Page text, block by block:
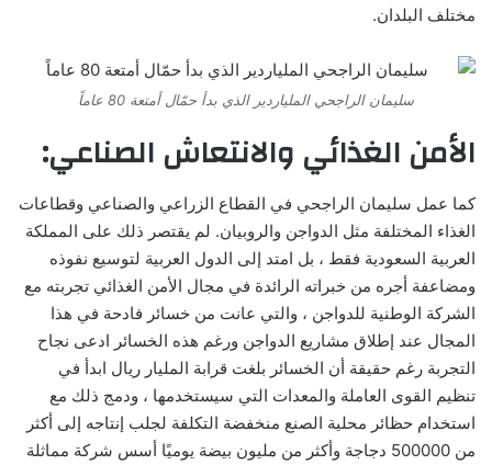
مختلف البلدان.
سليمان الراجحي الملياردير الذي بدأ حمّال أمتعة 80 عاماً
الأمن الغذائي والانتعاش الصناعي:
كما عمل سليمان الراجحي في القطاع الزراعي والصناعي وقطاعات
الغذاء المختلفة مثل الدواجن والروبيان. لم يقتصر ذلك على المملكة
العربية السعودية فقط ، بل امتد إلى الدول العربية لتوسيع نفوذه
ومضاعفة أجره من خبراته الرائدة في مجال الأمن الغذائي تجربته مع
الشركة الوطنية للدواجن ، والتي عانت من خسائر فادحة في هذا
المجال عند إطلاق مشاريع الدواجن ورغم هذه الخسائر ادعى نجاح
التجربة رغم حقيقة أن الخسائر بلغت قرابة المليار ريال ابدأ في
تنظيم القوى العاملة والمعدات التي سيستخدمها ، ودمج ذلك مع
استخدام حظائر محلية الصنع منخفضة التكلفة لجلب إنتاجه إلى أكثر
من 500000 دجاجة وأكثر من مليون بيضة يوميًا أسس شركة مماثلة